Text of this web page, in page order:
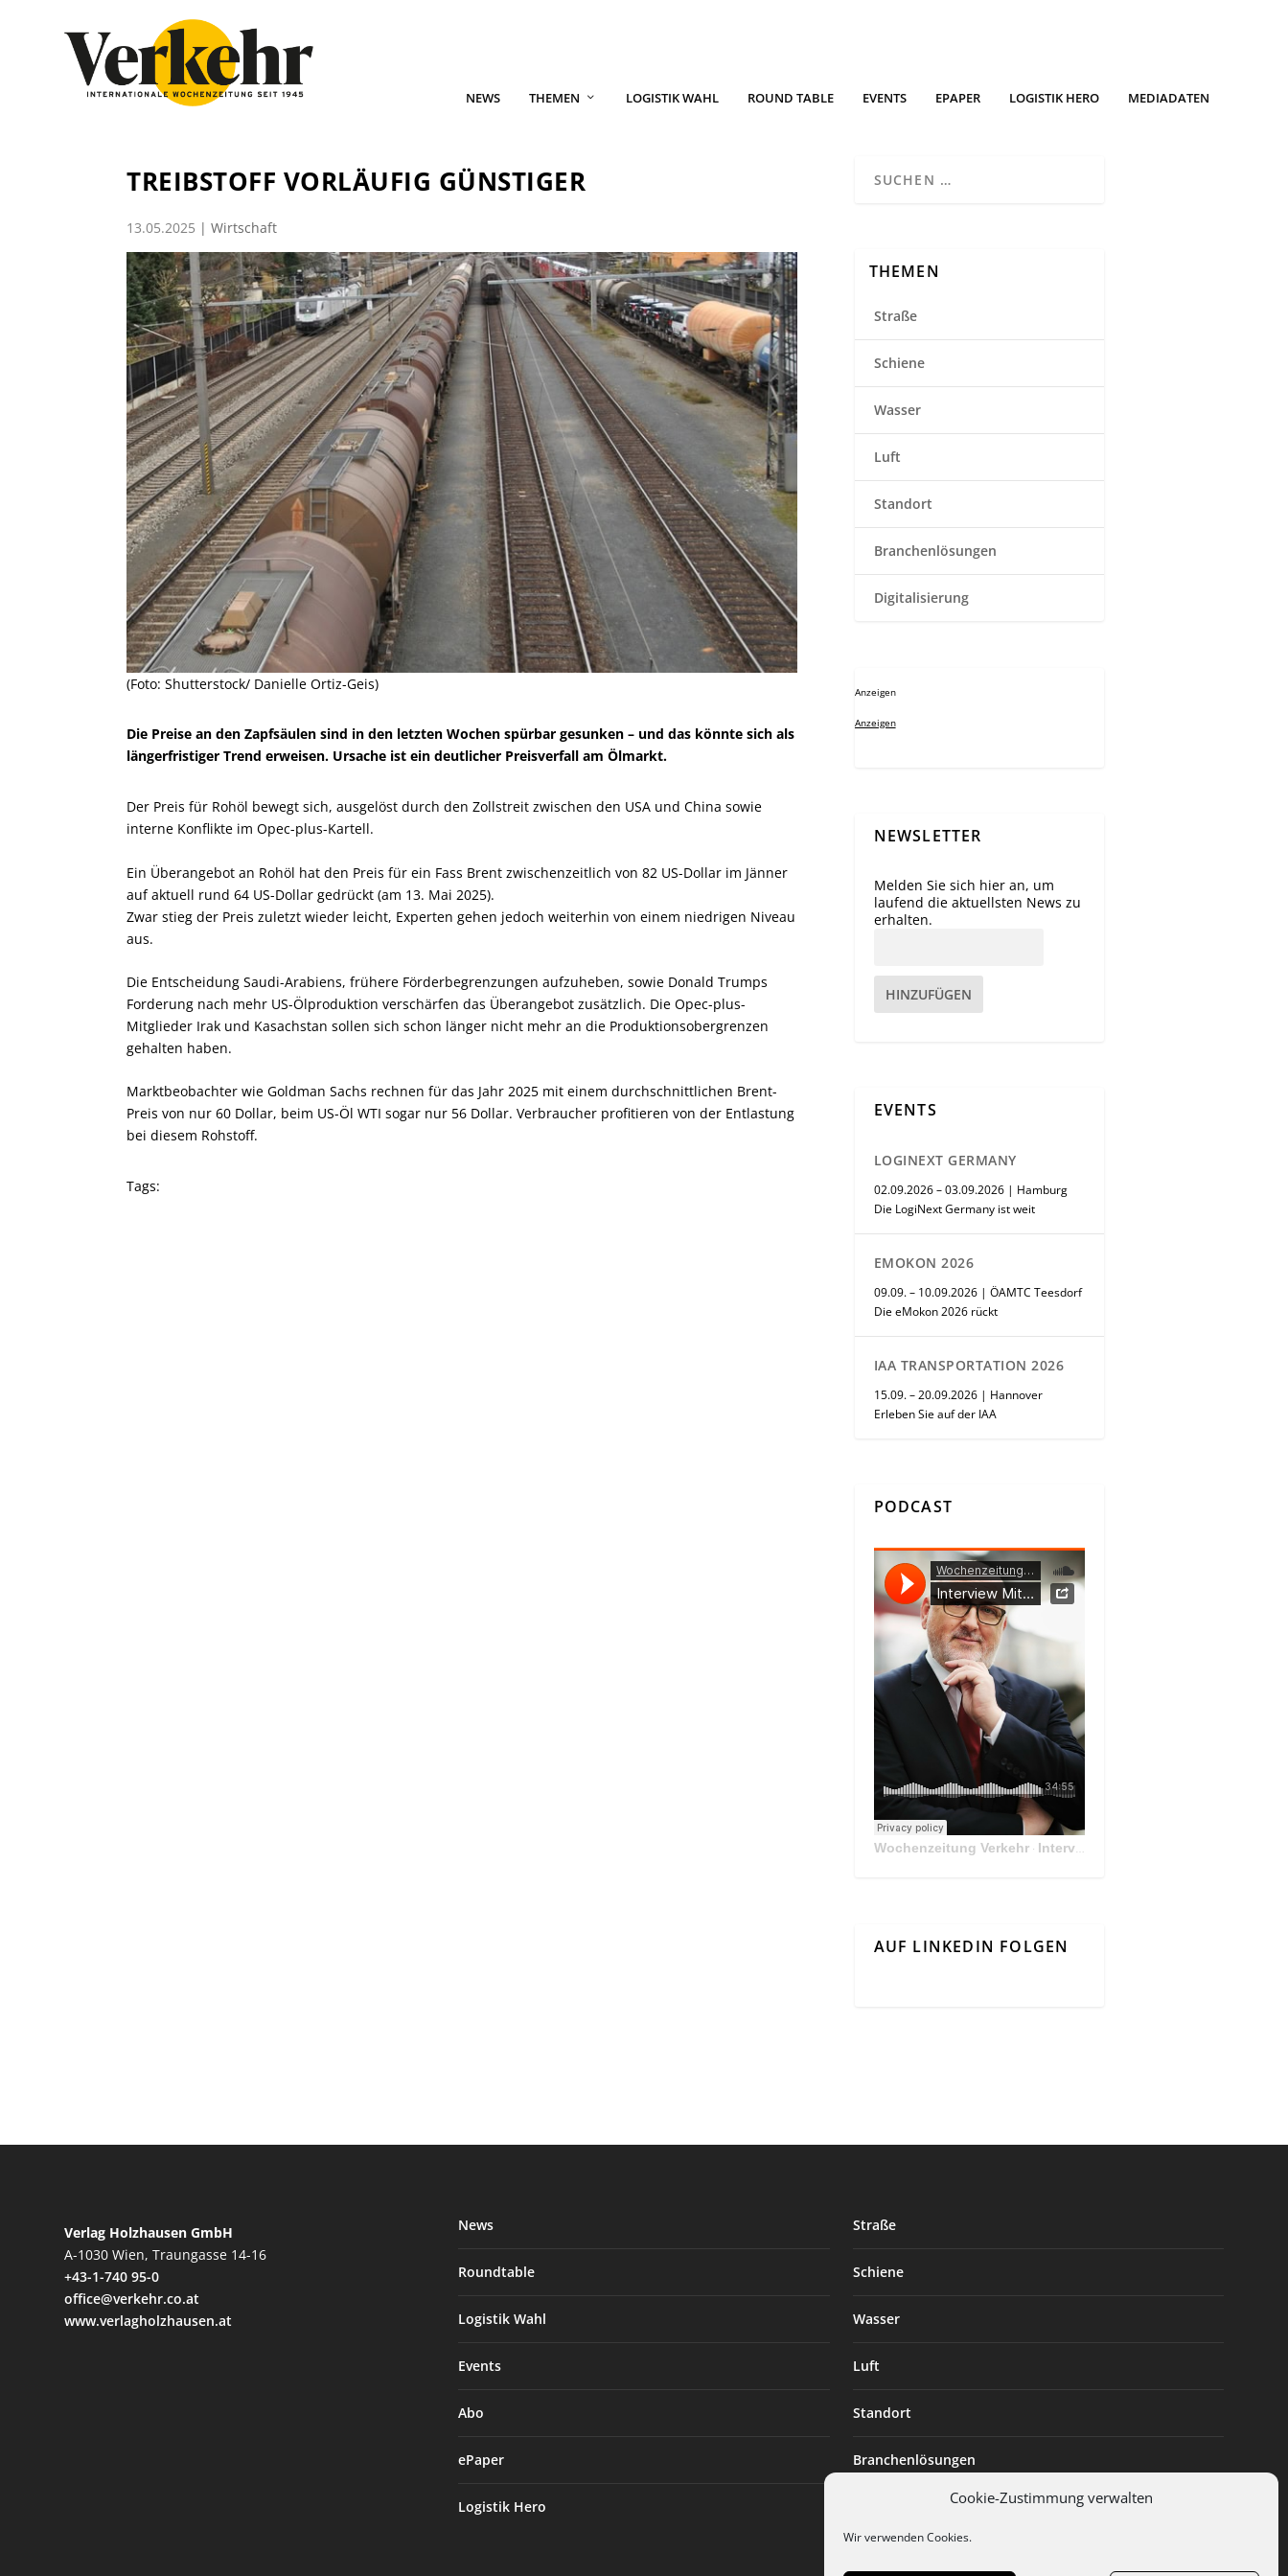
Cookie-Zustimmung verwalten
Wir verwenden Cookies.
NEWS THEMEN LOGISTIK WAHL ROUND TABLE EVENTS EPAPER LOGISTIK HERO MEDIADATEN
TREIBSTOFF VORLÄUFIG GÜNSTIGER
13.05.2025 | Wirtschaft
(Foto: Shutterstock/ Danielle Ortiz-Geis)
Die Preise an den Zapfsäulen sind in den letzten Wochen spürbar gesunken – und das könnte sich als
längerfristiger Trend erweisen. Ursache ist ein deutlicher Preisverfall am Ölmarkt.
Der Preis für Rohöl bewegt sich, ausgelöst durch den Zollstreit zwischen den USA und China sowie
interne Konflikte im Opec-plus-Kartell.
Ein Überangebot an Rohöl hat den Preis für ein Fass Brent zwischenzeitlich von 82 US-Dollar im Jänner
auf aktuell rund 64 US-Dollar gedrückt (am 13. Mai 2025).
Zwar stieg der Preis zuletzt wieder leicht, Experten gehen jedoch weiterhin von einem niedrigen Niveau
aus.
Die Entscheidung Saudi-Arabiens, frühere Förderbegrenzungen aufzuheben, sowie Donald Trumps
Forderung nach mehr US-Ölproduktion verschärfen das Überangebot zusätzlich. Die Opec-plus-
Mitglieder Irak und Kasachstan sollen sich schon länger nicht mehr an die Produktionsobergrenzen
gehalten haben.
Marktbeobachter wie Goldman Sachs rechnen für das Jahr 2025 mit einem durchschnittlichen Brent-
Preis von nur 60 Dollar, beim US-Öl WTI sogar nur 56 Dollar. Verbraucher profitieren von der Entlastung
bei diesem Rohstoff.
Tags:
THEMEN
Straße
Schiene
Wasser
Luft
Standort
Branchenlösungen
Digitalisierung
Anzeigen
Anzeigen
NEWSLETTER
Melden Sie sich hier an, um
laufend die aktuellsten News zu
erhalten.
HINZUFÜGEN
EVENTS
LOGINEXT GERMANY
02.09.2026 – 03.09.2026 | Hamburg
Die LogiNext Germany ist weit
EMOKON 2026
09.09. – 10.09.2026 | ÖAMTC Teesdorf
Die eMokon 2026 rückt
IAA TRANSPORTATION 2026
15.09. – 20.09.2026 | Hannover
Erleben Sie auf der IAA
PODCAST
Wochenzeitung Verkehr· Interview Mit Andreas Matthä, CEO der ÖBB Holding
AUF LINKEDIN FOLGEN
Verlag Holzhausen GmbH
A-1030 Wien, Traungasse 14-16
+43-1-740 95-0
office@verkehr.co.at
www.verlagholzhausen.at
News
Roundtable
Logistik Wahl
Events
Abo
ePaper
Logistik Hero
Straße
Schiene
Wasser
Luft
Standort
Branchenlösungen